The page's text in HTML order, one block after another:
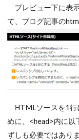
プレビュー下に表
て、ブログ記事の
HTMLソースを1行
めに、<head>内に以
ずしも必要ではあり